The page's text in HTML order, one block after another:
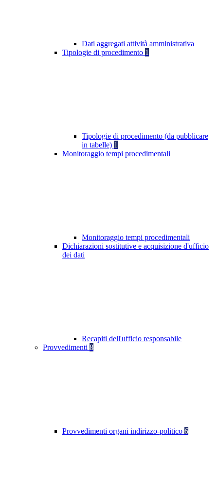
Dati aggregati attività amministrativa
Tipologie di procedimento 1
Tipologie di procedimento (da pubblicare
in tabelle) 1
Monitoraggio tempi procedimentali
Monitoraggio tempi procedimentali
Dichiarazioni sostitutive e acquisizione d'ufficio
dei dati
Recapiti dell'ufficio responsabile
Provvedimenti 8
Provvedimenti organi indirizzo-politico 6